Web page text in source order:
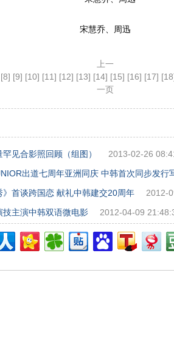
宋慧乔、周迅
上一
[8] [9] [10] [11] [12] [13] [14] [15] [16] [17]
一页
见合影照回顾（组图）
2013-02-26
出道七周年亚洲同庆 中韩首次同步发行
》首谈跨国恋 献礼中韩建交20周年
2012-
技主演中韩双语微电影
2012-04-09